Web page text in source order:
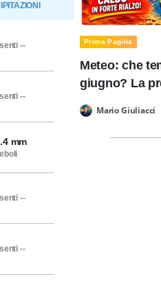
--
--
mm
--
--
Prima Pagina
Meteo: che
giugno? La
Mario Giuliacci